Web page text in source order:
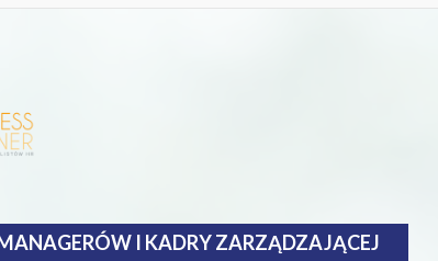
I KADRY ZARZĄDZAJĄCEJ